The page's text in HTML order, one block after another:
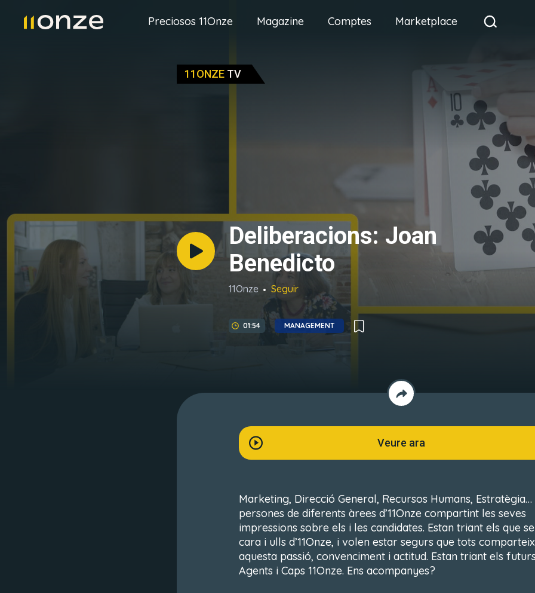
Preciosos 11Onze Magazine Comptes Marketplace
11ONZE TV
Deliberacions: Joan
Benedicto
11Onze Seguir
01:54 MANAGEMENT
Veure ara
Marketing, Direcció General, Recursos Humans, Estratègia…
persones de diferents àrees d’11Onze compartint les seves
impressions sobre els i les candidates. Estan triant els que
cara i ulls d’11Onze, i volen estar segurs que tots
aquesta passió, convenciment i actitud. Estan triant els futurs
Agents i Caps 11Onze. Ens acompanyes?